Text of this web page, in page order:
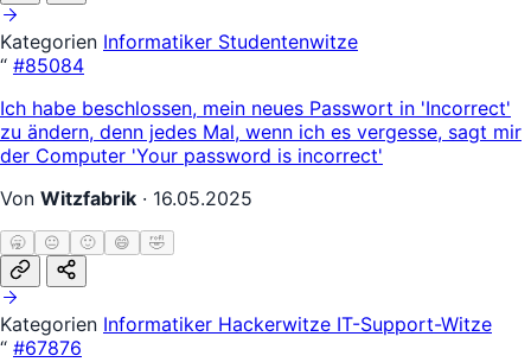
Kategorien Informatiker Studentenwitze
“ #85084
Ich habe beschlossen, mein neues Passwort in 'Incorrect'
zu ändern, denn jedes Mal, wenn ich es vergesse, sagt mir
der Computer 'Your password is incorrect'
Von Witzfabrik · 16.05.2025
🥱 😐 🙂 😄 🤣
Kategorien Informatiker Hackerwitze IT-Support-Witze
“ #67876